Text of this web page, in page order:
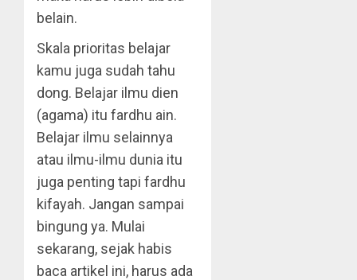
belain.
Skala prioritas belajar
kamu juga sudah tahu
dong. Belajar ilmu dien
(agama) itu fardhu ain.
Belajar ilmu selainnya
atau ilmu-ilmu dunia itu
juga penting tapi fardhu
kifayah. Jangan sampai
bingung ya. Mulai
sekarang, sejak habis
baca artikel ini, harus ada